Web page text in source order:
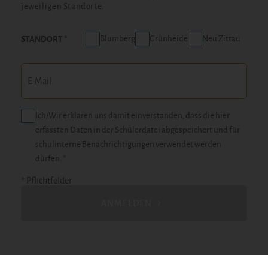
jeweiligen Standorte.
STANDORT Blumberg Grünheide Neu Zittau
Ich/Wir erklären uns damit einverstanden, dass die hier
erfassten Daten in der Schülerdatei abgespeichert und für
schulinterne Benachrichtigungen verwendet werden
dürfen. *
* Pflichtfelder